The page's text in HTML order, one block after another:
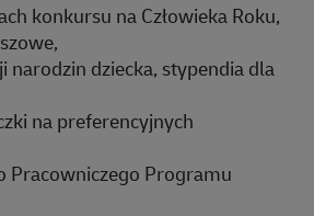
konkursu na Człowieka Roku,
narodzin dziecka, stypendia dla
na preferencyjnych
Pracowniczego Programu